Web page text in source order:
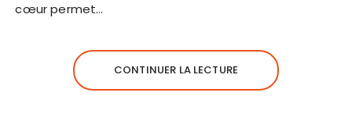
cœur permet…
CONTINUER LA LECTURE